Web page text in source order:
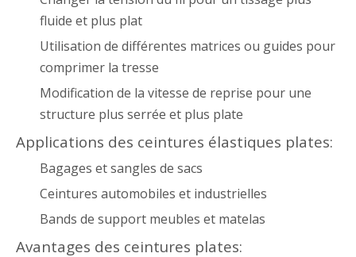
fluide et plus plat
Utilisation de différentes matrices ou guides pour
comprimer la tresse
Modification de la vitesse de reprise pour une
structure plus serrée et plus plate
Applications des ceintures élastiques plates:
Bagages et sangles de sacs
Ceintures automobiles et industrielles
Bands de support meubles et matelas
Avantages des ceintures plates: